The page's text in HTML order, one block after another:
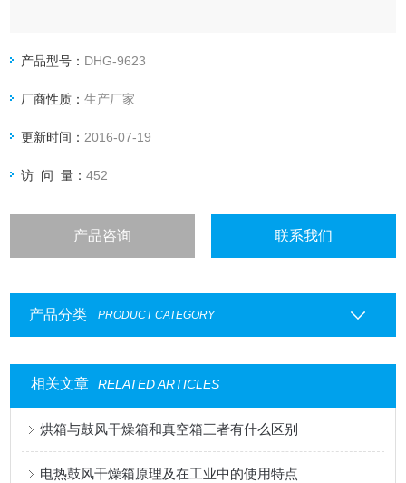
产品型号： DHG-9623
厂商性质：生产厂家
更新时间： 2016-07-19
访 问 量：452
产品咨询 联系我们
产品分类 PRODUCT CATEGORY
相关文章 RELATED ARTICLES
烘箱与鼓风干燥箱和真空箱三者有什么区别
电热鼓风干燥箱原理及在工业中的使用特点